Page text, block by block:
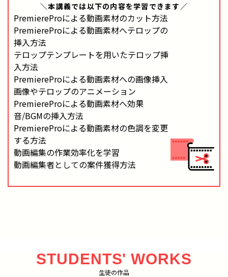
＼本講義では以下の内容を学習できます／
PremiereProによる動画素材のカット方法
PremiereProによる動画素材へテロップの
挿入方法
テロップテンプレートを用いたテロップ挿
入方法
PremiereProによる動画素材への画像挿入
画像やテロップのアニメーション
PremiereProによる動画素材へ効果
音/BGMの挿入方法
PremiereProによる動画素材の色調を変更
する方法
動画編集の作業効率化を学習
動画編集者としての案件獲得方法
STUDENTS' WORKS
生徒の作品